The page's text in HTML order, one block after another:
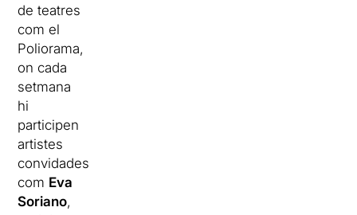
de teatres
com el
Poliorama,
on cada
setmana
hi
participen
artistes
convidades
com Eva
Soriano,